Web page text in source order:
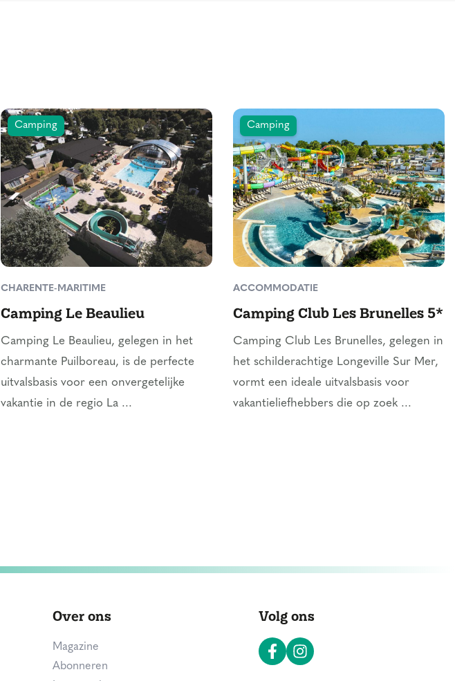
Camping
CHARENTE-MARITIME
Camping Le Beaulieu
Camping Le Beaulieu, gelegen in het
charmante Puilboreau, is de perfecte
uitvalsbasis voor een onvergetelijke
vakantie in de regio La ...
Camping
ACCOMMODATIE
Camping Club Les Brunelles 5*
Camping Club Les Brunelles, gelegen in
het schilderachtige Longeville Sur Mer,
vormt een ideale uitvalsbasis voor
vakantieliefhebbers die op zoek ...
Over ons
Magazine
Abonneren
Volg ons